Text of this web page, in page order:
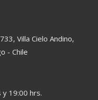
Villa Cielo Andino,
- Chile
y 19:00 hrs.